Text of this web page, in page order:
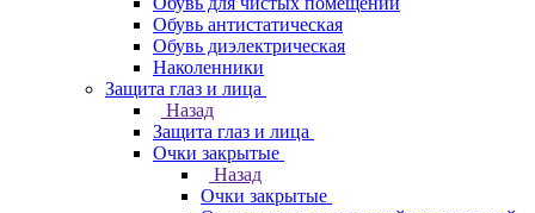
Обувь антистатическая
Обувь диэлектрическая
Наколенники
Защита глаз и лица
Назад
Защита глаз и лица
Очки закрытые
Назад
Очки закрытые